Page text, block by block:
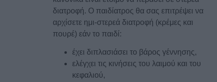
διατροφή. Ο παιδίατρος θα σας επιτρέψει να
αρχίσετε ημι-στερεά διατροφή (κρέμες και
πουρέ) εάν το παιδί:
έχει διπλασιάσει το βάρος γέννησης,
ελέγχει τις κινήσεις του λαιμού και του
κεφαλιού,